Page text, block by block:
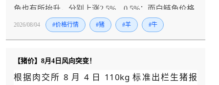
鱼也有所抬升，分别上涨2.5%、0.5%；而白鲢鱼价格
走弱，环比下降3.2%。
2026/08/04 #价格行情 #猪 #羊 #牛
【猪价】8月4日风向突变！
根据肉交所 8 月 4 日 110kg 标准出栏生猪报